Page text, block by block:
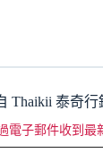
Thaikii 泰奇行
電子郵件收到最